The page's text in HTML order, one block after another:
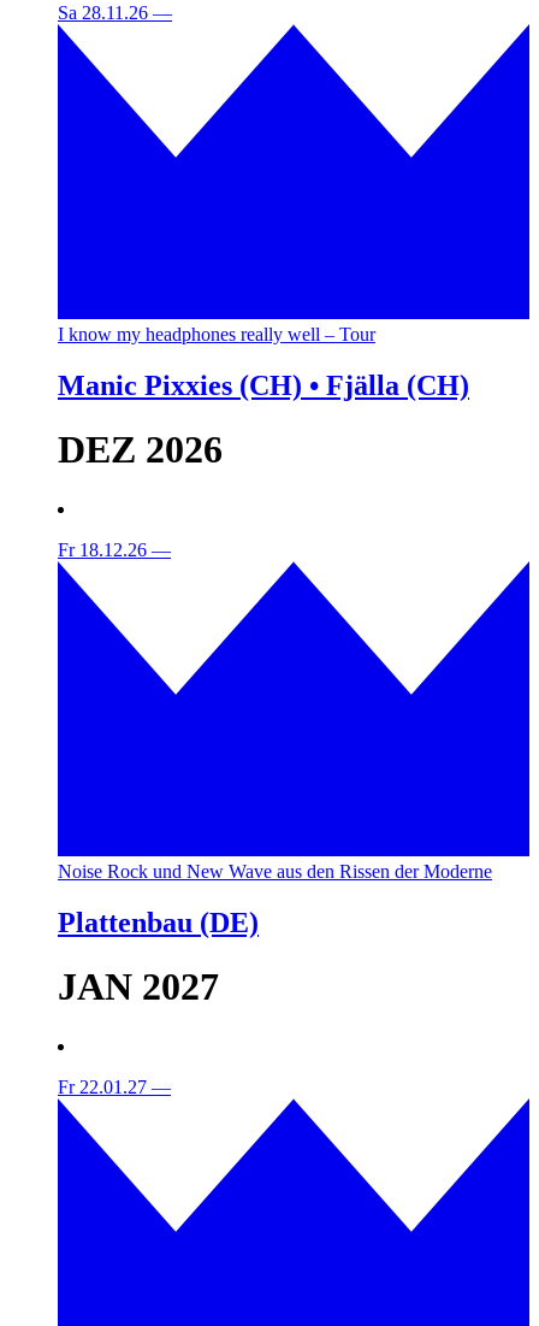
Sa 28.11.26 —
I know my headphones really well – Tour
Manic Pixxies (CH) • Fjälla (CH)
DEZ 2026
Fr 18.12.26 —
Noise Rock und New Wave aus den Rissen der Moderne
Plattenbau (DE)
JAN 2027
Fr 22.01.27 —